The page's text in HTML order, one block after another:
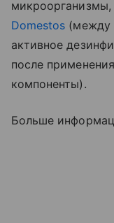
микроорганизмы,
Domestos (между
активное
после
компоненты).
Больше